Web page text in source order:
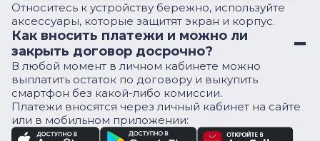
Относитесь к устройству бережно, используйте
аксессуары, которые защитят экран и корпус.
Как вносить платежи и можно ли
закрыть договор досрочно?
В любой момент в личном кабинете можно
выплатить остаток по договору и выкупить
смартфон без какой-либо комиссии.
Платежи вносятся через личный кабинет на сайте
или в мобильном приложении: